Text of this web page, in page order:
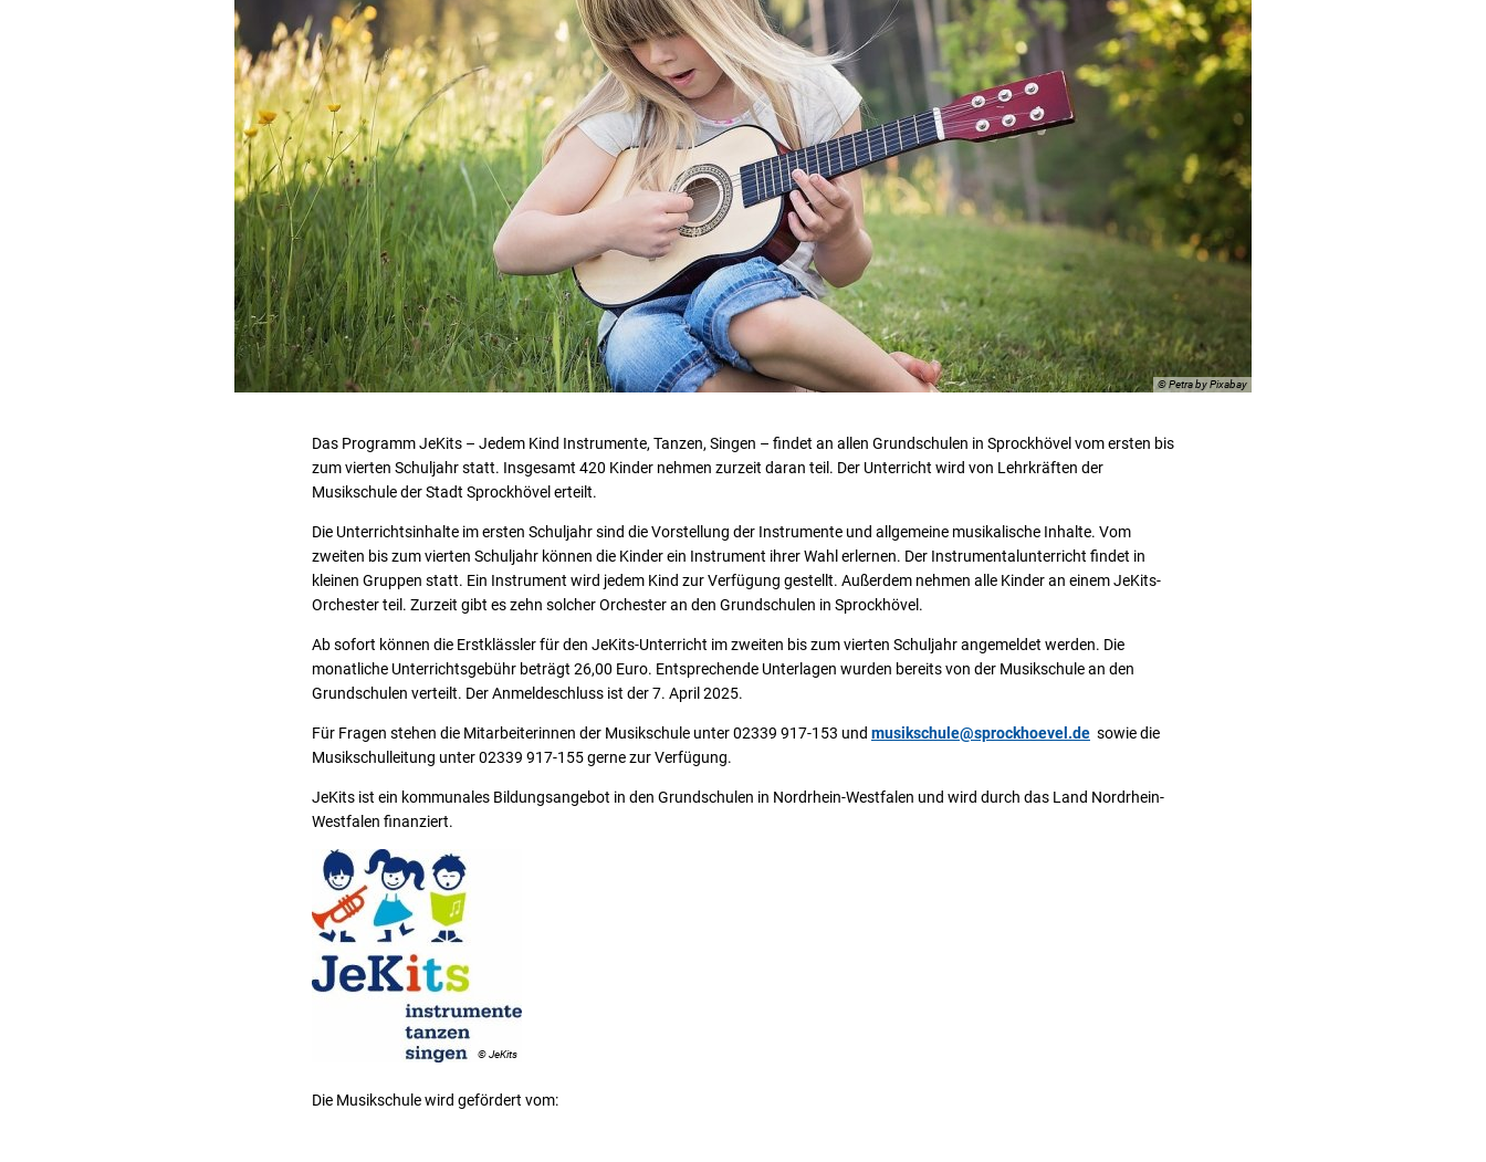
© Petra by Pixabay
Das Programm JeKits – Jedem Kind Instrumente, Tanzen, Singen – findet an allen Grundschulen in Sprockhövel vom ersten bis
zum vierten Schuljahr statt. Insgesamt 420 Kinder nehmen zurzeit daran teil. Der Unterricht wird von Lehrkräften der
Musikschule der Stadt Sprockhövel erteilt.
Die Unterrichtsinhalte im ersten Schuljahr sind die Vorstellung der Instrumente und allgemeine musikalische Inhalte. Vom
zweiten bis zum vierten Schuljahr können die Kinder ein Instrument ihrer Wahl erlernen. Der Instrumentalunterricht findet in
kleinen Gruppen statt. Ein Instrument wird jedem Kind zur Verfügung gestellt. Außerdem nehmen alle Kinder an einem JeKits-
Orchester teil. Zurzeit gibt es zehn solcher Orchester an den Grundschulen in Sprockhövel.
Ab sofort können die Erstklässler für den JeKits-Unterricht im zweiten bis zum vierten Schuljahr angemeldet werden. Die
monatliche Unterrichtsgebühr beträgt 26,00 Euro. Entsprechende Unterlagen wurden bereits von der Musikschule an den
Grundschulen verteilt. Der Anmeldeschluss ist der 7. April 2025.
Für Fragen stehen die Mitarbeiterinnen der Musikschule unter 02339 917-153 und musikschule@sprockhoevel.de sowie die
Musikschulleitung unter 02339 917-155 gerne zur Verfügung.
JeKits ist ein kommunales Bildungsangebot in den Grundschulen in Nordrhein-Westfalen und wird durch das Land Nordrhein-
Westfalen finanziert.
© JeKits
Die Musikschule wird gefördert vom: